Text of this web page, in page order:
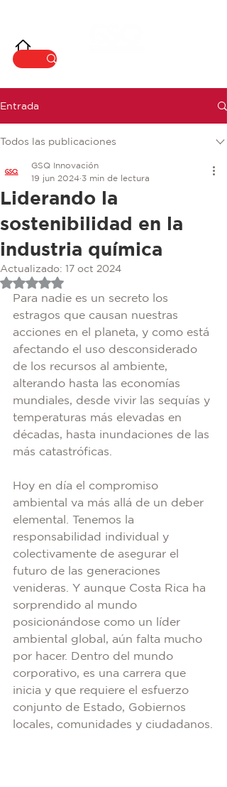
Entrada
Todos las publicaciones
Liderando la
sostenibilidad en la
industria química
GSQ Innovación
19 jun 2024 3 min de lectura
Actualizado: 17 oct 2024
Obtuvo NaN de 5 estrellas.
Para nadie es un secreto los
estragos que causan nuestras
acciones en el planeta, y como está
afectando el uso desconsiderado
de los recursos al ambiente,
alterando hasta las economías
mundiales, desde vivir las sequías y
temperaturas más elevadas en
décadas, hasta inundaciones de las
más catastróficas.
Hoy en día el compromiso
ambiental va más allá de un deber
elemental. Tenemos la
responsabilidad individual y
colectivamente de asegurar el
futuro de las generaciones
venideras. Y aunque Costa Rica ha
sorprendido al mundo
posicionándose como un líder
ambiental global, aún falta mucho
por hacer. Dentro del mundo
corporativo, es una carrera que
inicia y que requiere el esfuerzo
conjunto de Estado, Gobiernos
locales, comunidades y ciudadanos.